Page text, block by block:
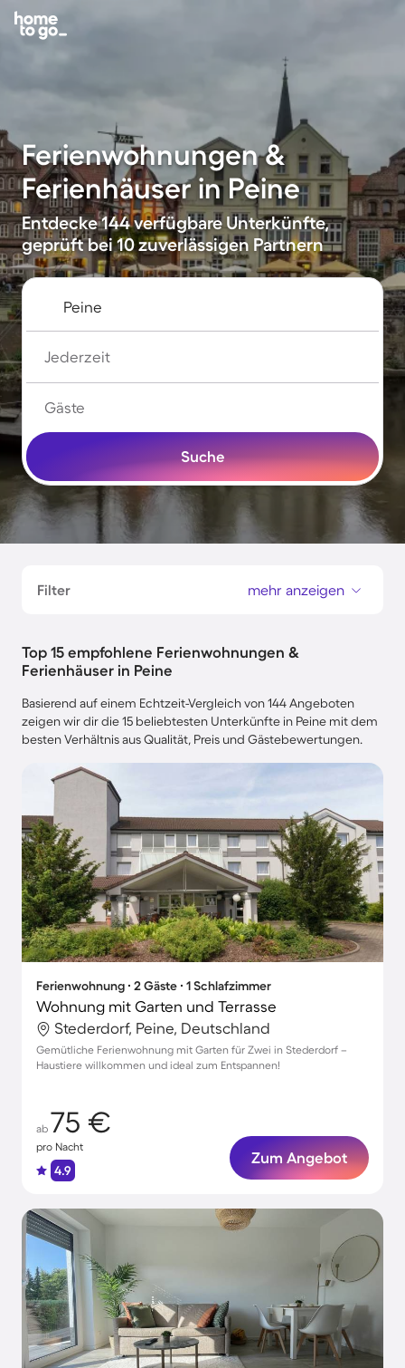
Ferienwohnungen &
Ferienhäuser in Peine
Entdecke 144 verfügbare Unterkünfte,
geprüft bei 10 zuverlässigen Partnern
Jederzeit
Gäste
Suche
Filter mehr anzeigen
Top 15 empfohlene Ferienwohnungen &
Ferienhäuser in Peine
Basierend auf einem Echtzeit-Vergleich von 144 Angeboten
zeigen wir dir die 15 beliebtesten Unterkünfte in Peine mit dem
besten Verhältnis aus Qualität, Preis und Gästebewertungen.
Ferienwohnung ∙ 2 Gäste ∙ 1 Schlafzimmer
Wohnung mit Garten und Terrasse
Stederdorf, Peine, Deutschland
Gemütliche Ferienwohnung mit Garten für Zwei in Stederdorf –
Haustiere willkommen und ideal zum Entspannen!
ab 75 €
pro Nacht
4.9
Zum Angebot